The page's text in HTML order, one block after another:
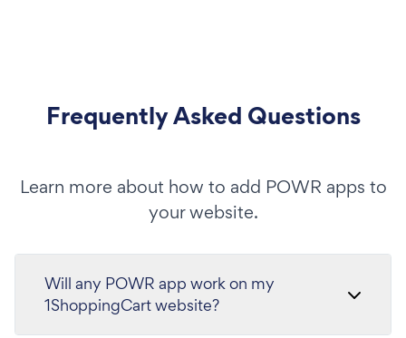
Frequently Asked Questions
Learn more about how to add POWR apps to
your website.
Will any POWR app work on my
1ShoppingCart website?